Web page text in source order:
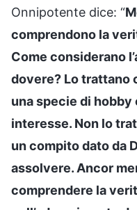
Onnipotente dice: “
comprendono la
Come considerano
dovere? Lo trattano
una specie di
interesse. Non lo
un compito dato da
assolvere. Ancor
comprendere la